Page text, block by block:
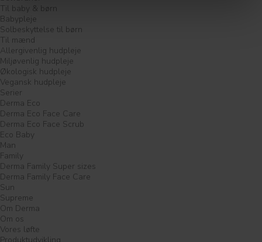
Til baby & børn
Babypleje
Solbeskyttelse til børn
Til mænd
Allergivenlig hudpleje
Miljøvenlig hudpleje
Økologisk hudpleje
Vegansk hudpleje
Serier
Derma Eco
Derma Eco Face Care
Derma Eco Face Scrub
Eco Baby
Man
Family
Derma Family Super sizes
Derma Family Face Care
Sun
Supreme
Om Derma
Om os
Vores løfte